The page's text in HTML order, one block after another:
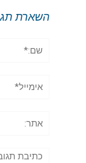
השארת